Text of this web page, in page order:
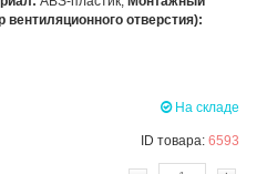
отверстия):
На складе
ID товара: 6593